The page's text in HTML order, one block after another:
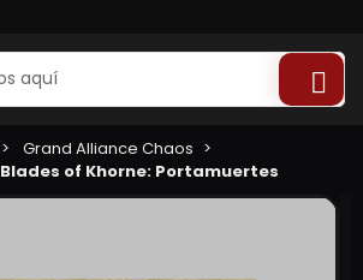
Grand Alliance Chaos
Blades of Khorne: Portamuertes